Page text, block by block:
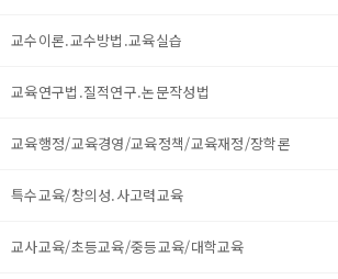
교수이론.교수방법.교육실습
교육연구법.질적연구.논문작성법
교육행정/교육경영/교육정책/교육재정/장학론
특수교육/창의성.사고력교육
교사교육/초등교육/중등교육/대학교육